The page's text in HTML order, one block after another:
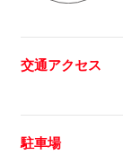
交通アクセス
駐車場